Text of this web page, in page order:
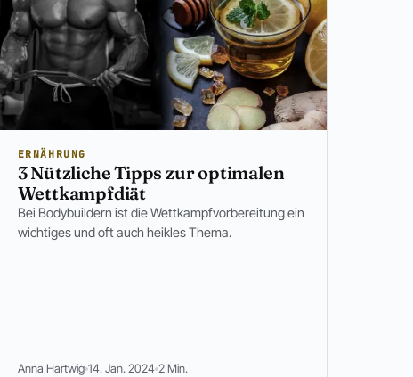
ERNÄHRUNG
3 Nützliche Tipps zur optimalen
Wettkampfdiät
Bei Bodybuildern ist die Wettkampfvorbereitung ein
wichtiges und oft auch heikles Thema.
Anna Hartwig 14. Jan. 2024 2 Min.